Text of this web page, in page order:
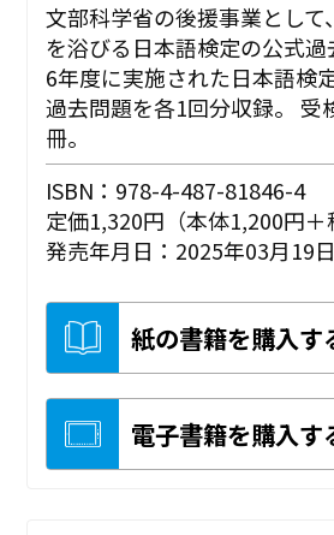
文部科学省の後援事業として
を浴びる日本語検定の公式
6年度に実施された日本語検
過去問題を各1回分収録。 受
冊。
ISBN：978-4-487-81846-4
定価1,320円（本体1,200円＋
発売年月日：2025年03月19日
紙の書籍を購入す
電子書籍を購入す